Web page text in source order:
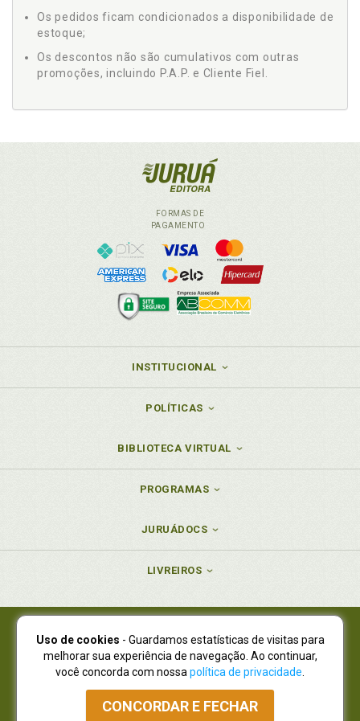
Os pedidos ficam condicionados a disponibilidade de
estoque;
Os descontos não são cumulativos com outras
promoções, incluindo P.A.P. e Cliente Fiel.
FORMAS DE
PAGAMENTO
INSTITUCIONAL
POLÍTICAS
BIBLIOTECA VIRTUAL
PROGRAMAS
JURUÁDOCS
LIVREIROS
Juruá Editora Ltda., CNPJ 77.535.508/0001-19
Juruá Informática Ltda., CNPJ 01.701.561/0001-80
NOVO ENDEREÇO:R. Flávio Dallegrave, 7665, São Lourenço |
Curitiba - Paraná - CEP 82210-310
Atendimento: (41) 4009-3900|Vendas Atacado: (41) 4009-3939
Uso de cookies - Guardamos estatísticas de visitas para
melhorar sua experiência de navegação. Ao continuar,
você concorda com nossa política de privacidade
CONCORDAR E FECHAR